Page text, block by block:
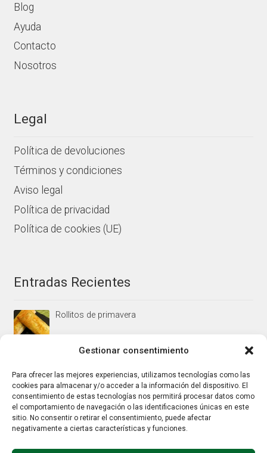
Gestionar consentimiento
Para ofrecer las mejores experiencias, utilizamos tecnologías como las
cookies para almacenar y/o acceder a la información del dispositivo. El
consentimiento de estas tecnologías nos permitirá procesar datos como
el comportamiento de navegación o las identificaciones únicas en este
sitio. No consentir o retirar el consentimiento, puede afectar
negativamente a ciertas características y funciones.
Blog
Ayuda
Contacto
Nosotros
Legal
Política de devoluciones
Términos y condiciones
Aviso legal
Política de privacidad
Política de cookies (UE)
Entradas Recientes
Rollitos de primavera
Jamoncitos de pollo en salsa de almendras